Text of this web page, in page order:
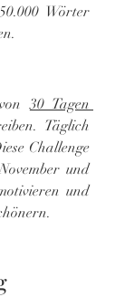
Wörter
30 Tagen
Täglich
Challenge
und
und